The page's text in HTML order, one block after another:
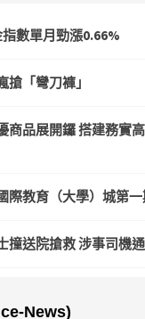
數單月勁漲0.66%
「彎刀褲」
商品展開鑼 搭建務實
際教育（大學）城第一
撞送院搶救 涉事司機
News)